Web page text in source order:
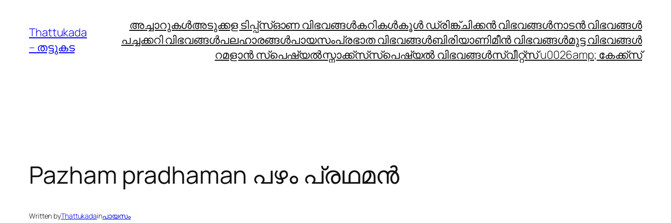
content
Thattukada
– തട്ടുകട
അച്ചാറുകള്‍അടുക്കള ടിപ്പ്സ്ഓണ വിഭവങ്ങൾകറികള്‍കൂള്‍ ഡ്രിങ്ക്ചിക്കന്‍ വിഭവങ്ങള്‍നാടന്‍ വിഭവങ്ങള്‍
പച്ചക്കറി വിഭവങ്ങള്‍പലഹാരങ്ങള്‍പായസംപ്രഭാത വിഭവങ്ങള്‍ബിരിയാണിമീന്‍ വിഭവങ്ങള്‍മുട്ട വിഭവങ്ങള്‍
റമളാന്‍ സ്പെഷ്യല്‍സ്നാക്ക്സ്സ്പെഷ്യല്‍ വിഭവങ്ങള്‍സ്വീറ്റ്സ് u0026amp; കേക്ക്സ്
Pazham pradhaman പഴം പ്രഥമൻ
Written byThattukadainപായസം